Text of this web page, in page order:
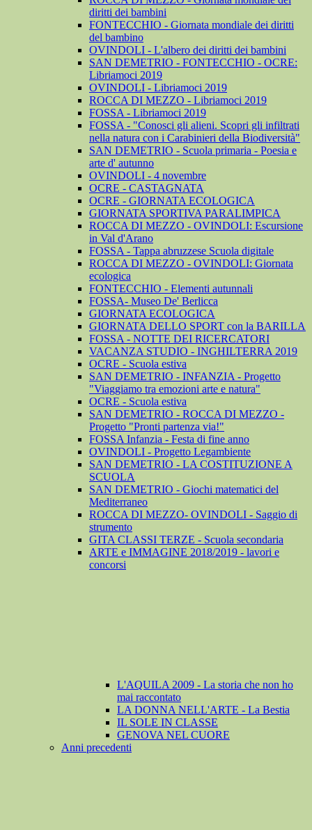
diritti dei bambini
FONTECCHIO - Giornata mondiale dei diritti
del bambino
OVINDOLI - L'albero dei diritti dei bambini
SAN DEMETRIO - FONTECCHIO - OCRE:
Libriamoci 2019
OVINDOLI - Libriamoci 2019
ROCCA DI MEZZO - Libriamoci 2019
FOSSA - Libriamoci 2019
FOSSA - "Conosci gli alieni. Scopri gli infiltrati
nella natura con i Carabinieri della Biodiversità"
SAN DEMETRIO - Scuola primaria - Poesia e
arte d' autunno
OVINDOLI - 4 novembre
OCRE - CASTAGNATA
OCRE - GIORNATA ECOLOGICA
GIORNATA SPORTIVA PARALIMPICA
ROCCA DI MEZZO - OVINDOLI: Escursione
in Val d'Arano
FOSSA - Tappa abruzzese Scuola digitale
ROCCA DI MEZZO - OVINDOLI: Giornata
ecologica
FONTECCHIO - Elementi autunnali
FOSSA- Museo De' Berlicca
GIORNATA ECOLOGICA
GIORNATA DELLO SPORT con la BARILLA
FOSSA - NOTTE DEI RICERCATORI
VACANZA STUDIO - INGHILTERRA 2019
OCRE - Scuola estiva
SAN DEMETRIO - INFANZIA - Progetto
"Viaggiamo tra emozioni arte e natura"
OCRE - Scuola estiva
SAN DEMETRIO - ROCCA DI MEZZO -
Progetto "Pronti partenza via!"
FOSSA Infanzia - Festa di fine anno
OVINDOLI - Progetto Legambiente
SAN DEMETRIO - LA COSTITUZIONE A
SCUOLA
SAN DEMETRIO - Giochi matematici del
Mediterraneo
ROCCA DI MEZZO- OVINDOLI - Saggio di
strumento
GITA CLASSI TERZE - Scuola secondaria
ARTE e IMMAGINE 2018/2019 - lavori e
concorsi
L'AQUILA 2009 - La storia che non ho
mai raccontato
LA DONNA NELL'ARTE - La Bestia
IL SOLE IN CLASSE
GENOVA NEL CUORE
Anni precedenti